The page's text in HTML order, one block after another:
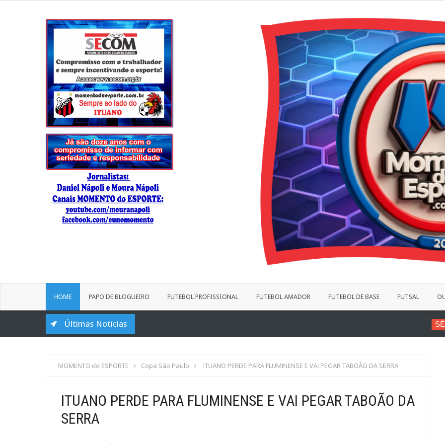
HOME PAPO DE BLOGUEIRO FUTEBOL PROFISSIONAL FUTEBOL AMADOR FUTEBOL DE BASE FUTSAL
Últimas Notícias VINÍCIUS
MOMENTO do ESPORTE Copa São Paulo ITUANO PERDE PARA FLUMINENSE E VAI PEGAR TABOÃO DA SERRA
ITUANO PERDE PARA FLUMINENSE E VAI PEGAR TABOÃO DA
SERRA